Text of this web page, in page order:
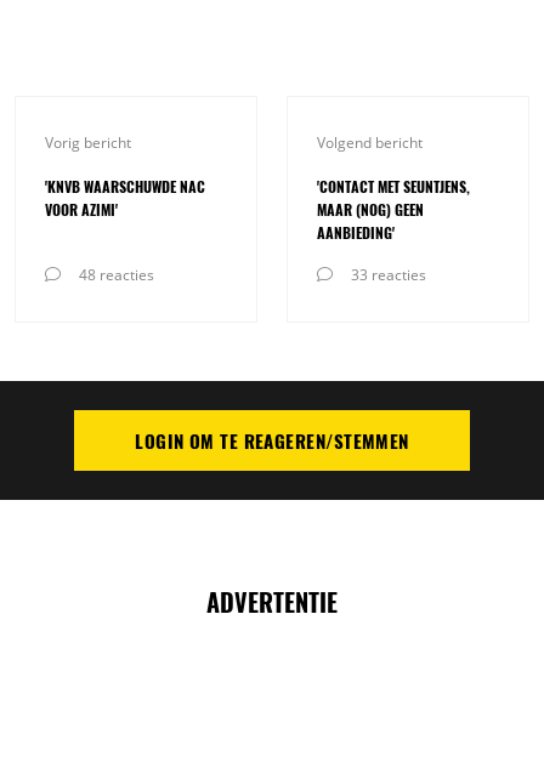
Vorig bericht
'KNVB WAARSCHUWDE NAC
VOOR AZIMI'
48 reacties
Volgend bericht
'CONTACT MET SEUNTJENS,
MAAR (NOG) GEEN
AANBIEDING'
33 reacties
PLAATS REACTIELOGIN OM TE REAGEREN/STEMMEN
ADVERTENTIE